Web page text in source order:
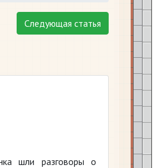
Следующая статья
шли разговоры о